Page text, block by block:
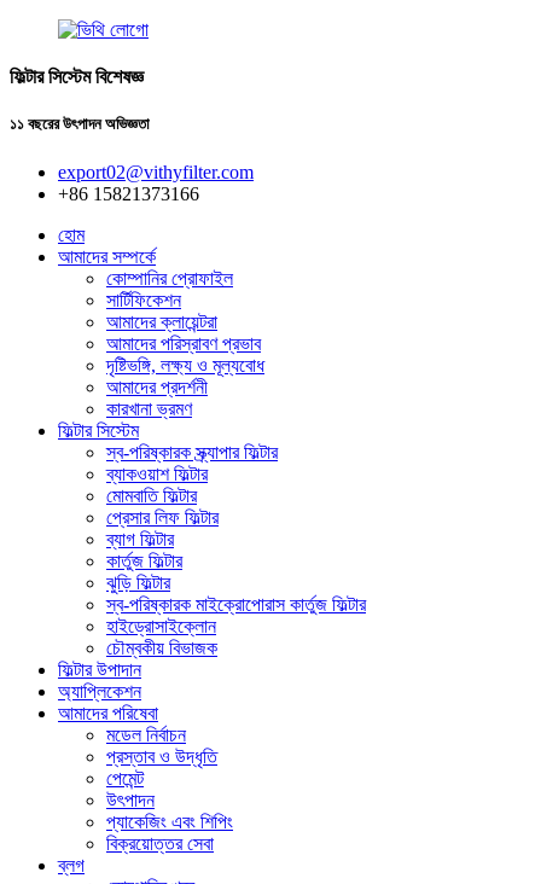
ফিল্টার সিস্টেম বিশেষজ্ঞ
১১ বছরের উৎপাদন অভিজ্ঞতা
export02@vithyfilter.com
+86 15821373166
হোম
আমাদের সম্পর্কে
কোম্পানির প্রোফাইল
সার্টিফিকেশন
আমাদের ক্লায়েন্টরা
আমাদের পরিস্রাবণ প্রভাব
দৃষ্টিভঙ্গি, লক্ষ্য ও মূল্যবোধ
আমাদের প্রদর্শনী
কারখানা ভ্রমণ
ফিল্টার সিস্টেম
স্ব-পরিষ্কারক স্ক্র্যাপার ফিল্টার
ব্যাকওয়াশ ফিল্টার
মোমবাতি ফিল্টার
প্রেসার লিফ ফিল্টার
ব্যাগ ফিল্টার
কার্তুজ ফিল্টার
ঝুড়ি ফিল্টার
স্ব-পরিষ্কারক মাইক্রোপোরাস কার্তুজ ফিল্টার
হাইড্রোসাইক্লোন
চৌম্বকীয় বিভাজক
ফিল্টার উপাদান
অ্যাপ্লিকেশন
আমাদের পরিষেবা
মডেল নির্বাচন
প্রস্তাব ও উদ্ধৃতি
পেমেন্ট
উৎপাদন
প্যাকেজিং এবং শিপিং
বিক্রয়োত্তর সেবা
ব্লগ